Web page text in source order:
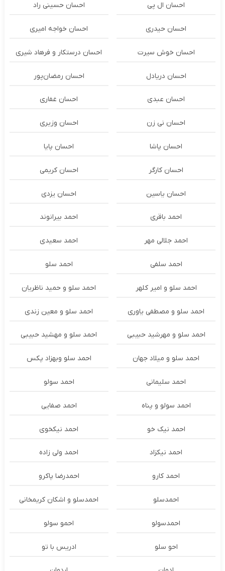
احسان ال پی احسان حسینی راد
احسان حیدری احسان خواجه امیری
احسان خوش سیرت احسان درستكار و فرهاد شيرى
احسان دریادل احسان رمضان‌پور
احسان عبدی احسان غفاری
احسان نی زن احسان وزیری
احسان پاشا احسان پایا
احسان کارگر احسان کریمی
احسان یاسین احسان یزدی
احمد باقری احمد بیرانوند
احمد جلالی مهر احمد سعیدی
احمد سلفی احمد سلو
احمد سلو و امیر کلهر احمد سلو و حمید ناظریان
احمد سلو و مصطفی یاوری احمد سلو و معین زندی
احمد سلو و مهرشید حبیبی احمد سلو و مهشید حبیبی
احمد سلو و میلاد جهان احمد سلو وبهزاد پکس
احمد سلیمانی احمد سولو
احمد سولو و پناه احمد صفایی
احمد نیک خو احمد نیکخوی
احمد نیکزاد احمد ولی زاده
احمد کارو احمدرضا پاکرو
احمدسلو احمدسلو و اشکان کریمخانی
احمدسولو احمو سولو
احو سلو ادریس با تو